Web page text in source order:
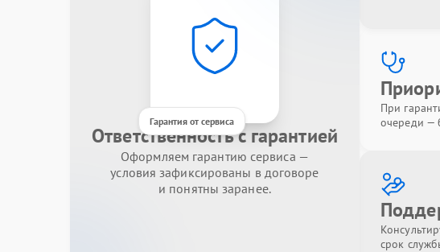
Гарантия от сервиса
Ответственность с гарантией
Оформляем гарантию сервиса —
условия зафиксированы в договоре
и понятны заранее.
При
очереди —
срок